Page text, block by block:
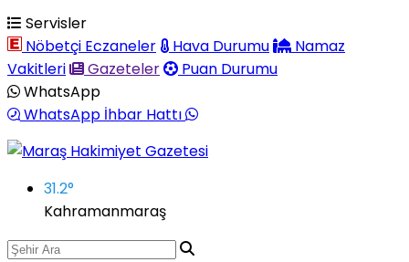
Servisler
Nöbetçi Eczaneler
Hava Durumu
Namaz
Vakitleri
Gazeteler
Puan Durumu
WhatsApp
WhatsApp İhbar Hattı
31.2°
Kahramanmaraş